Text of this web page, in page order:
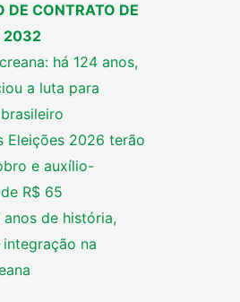
DE CONTRATO DE
2032
há 124 anos,
a luta para
Eleições 2026 terão
e auxílio-
R$ 65
anos de história,
na